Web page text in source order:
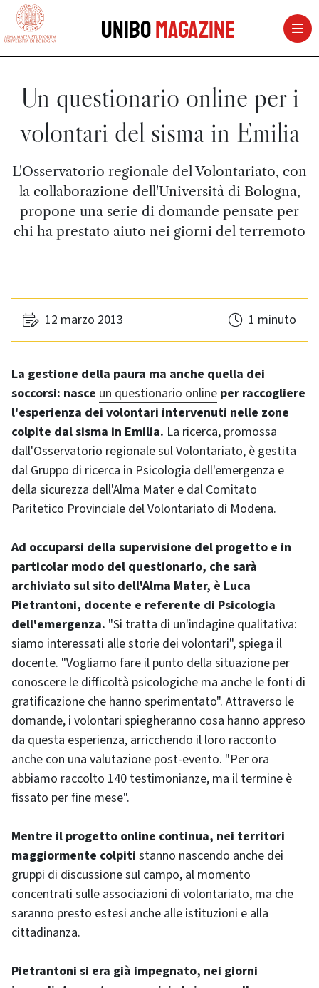
vai al contenuto della pagina
UniboMagazine
Un questionario online per i
volontari del sisma in Emilia
L'Osservatorio regionale del Volontariato, con
la collaborazione dell'Università di Bologna,
propone una serie di domande pensate per
chi ha prestato aiuto nei giorni del terremoto
12 marzo 2013 1 minuto
La gestione della paura ma anche quella dei
soccorsi: nasce un questionario online per raccogliere
l'esperienza dei volontari intervenuti nelle zone
colpite dal sisma in Emilia. La ricerca, promossa
dall'Osservatorio regionale sul Volontariato, è gestita
dal Gruppo di ricerca in Psicologia dell'emergenza e
della sicurezza dell'Alma Mater e dal Comitato
Paritetico Provinciale del Volontariato di Modena.
Ad occuparsi della supervisione del progetto e in
particolar modo del questionario, che sarà
archiviato sul sito dell'Alma Mater, è Luca
Pietrantoni, docente e referente di Psicologia
dell'emergenza. "Si tratta di un'indagine qualitativa:
siamo interessati alle storie dei volontari", spiega il
docente. "Vogliamo fare il punto della situazione per
conoscere le difficoltà psicologiche ma anche le fonti di
gratificazione che hanno sperimentato". Attraverso le
domande, i volontari spiegheranno cosa hanno appreso
da questa esperienza, arricchendo il loro racconto
anche con una valutazione post-evento. "Per ora
abbiamo raccolto 140 testimonianze, ma il termine è
fissato per fine mese".
Mentre il progetto online continua, nei territori
maggiormente colpiti stanno nascendo anche dei
gruppi di discussione sul campo, al momento
concentrati sulle associazioni di volontariato, ma che
saranno presto estesi anche alle istituzioni e alla
cittadinanza.
Pietrantoni si era già impegnato, nei giorni